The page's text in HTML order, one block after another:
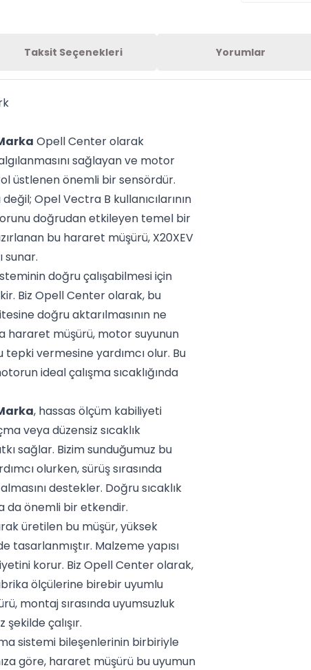
Taksit Seçenekleri Yorumlar
Opell Center olarak
sağlayan ve motor
üstlenen önemli bir sensördür.
Opel Vectra B kullanıcılarının
doğrudan etkileyen temel bir
bu hararet müşürü, X20XEV
sunar.
doğru çalışabilmesi için
Biz Opell Center olarak, bu
doğru aktarılmasının ne
hararet müşürü, motor suyunun
tepki vermesine yardımcı olur. Bu
ideal çalışma sıcaklığında
, hassas ölçüm kabiliyeti
veya düzensiz sıcaklık
sağlar. Bizim sunduğumuz bu
olurken, sürüş sırasında
destekler. Doğru sıcaklık
da önemli bir etkendir.
üretilen bu müşür, yüksek
tasarlanmıştır. Malzeme yapısı
korur. Biz Opell Center olarak,
ölçülerine birebir uyumlu
montaj sırasında uyumsuzluk
çalışır.
sistemi bileşenlerinin birbiriyle
göre, hararet müşürü bu uyumun